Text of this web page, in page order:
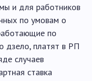
и для работников
по умовам о
по
дзело, платят в РП
случаев
ставка